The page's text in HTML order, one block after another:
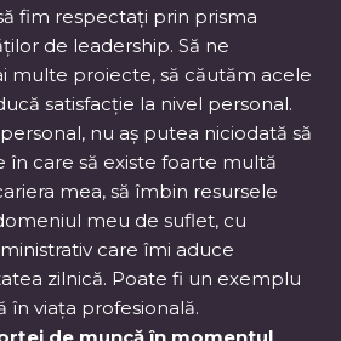
fim respectați prin prisma
de leadership. Să ne
multe proiecte, să căutăm acele
satisfacție la nivel personal.
nu aș putea niciodată să
în care să existe foarte multă
mea, să îmbin resursele
meu de suflet, cu
care îmi aduce
zilnică. Poate fi un exemplu
în viața profesională.